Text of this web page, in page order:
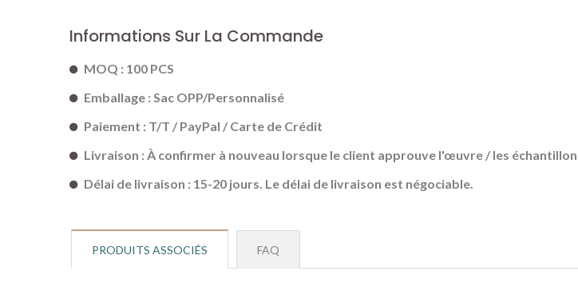
Informations Sur La Commande
MOQ : 100 PCS
Emballage : Sac OPP/Personnalisé
Paiement : T/T / PayPal / Carte de Crédit
Livraison : À confirmer à nouveau lorsque le client approuve l'œuvre / les
Délai de livraison : 15-20 jours. Le délai de livraison est négociable.
PRODUITS ASSOCIÉS FAQ